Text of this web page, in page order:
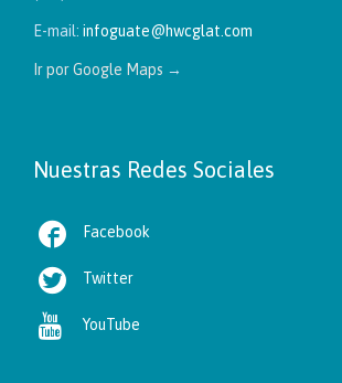
E-mail: infoguate@hwcglat.com
Ir por Google Maps →
Nuestras Redes Sociales
 Facebook
 Twitter
 YouTube